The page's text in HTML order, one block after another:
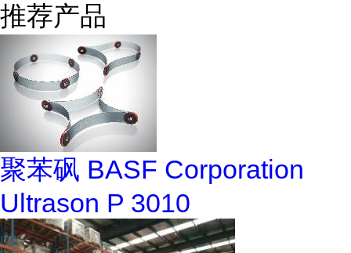
推荐产品
聚苯砜 BASF Corporation
Ultrason P 3010